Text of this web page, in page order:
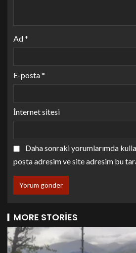
Ad*
E-posta*
İnternet sitesi
Daha sonraki yorumlarımda
posta adresim ve site adresim bu
MORE STORIES